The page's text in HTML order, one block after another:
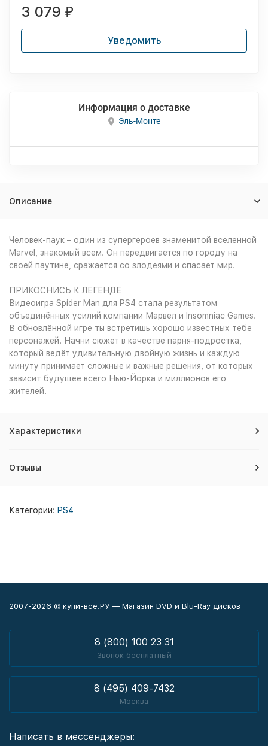
3 079 ₽
Уведомить
Информация о доставке
Эль-Монте
Описание
Человек-паук – один из супергероев знаменитой вселенной
Marvel, знакомый всем. Он передвигается по городу на
своей паутине, сражается со злодеями и спасает мир.
ПРИКОСНИСЬ К ЛЕГЕНДЕ
Видеоигра Spider Man для PS4 стала результатом
объединённых усилий компании Марвел и Insomniac Games.
В обновлённой игре ты встретишь хорошо известных тебе
персонажей. Начни сюжет в качестве парня-подростка,
который ведёт удивительную двойную жизнь и каждую
минуту принимает сложные и важные решения, от которых
зависит будущее всего Нью-Йорка и миллионов его
жителей.
Характеристики
Отзывы
Категории: PS4
2007-2026 © купи-все.РУ — Магазин DVD и Blu-Ray дисков
8 (800) 100 23 31
Звонок бесплатный
8 (495) 409-7432
Москва
Написать в мессенджеры: